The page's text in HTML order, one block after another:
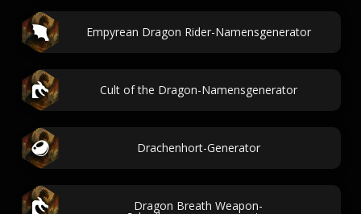
Empyrean Dragon Rider-Namensgenerator
Cult of the Dragon-Namensgenerator
Drachenhort-Generator
Dragon Breath Weapon-